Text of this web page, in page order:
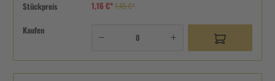
Stückpreis 1,16 €*1,45 €*
Kaufen